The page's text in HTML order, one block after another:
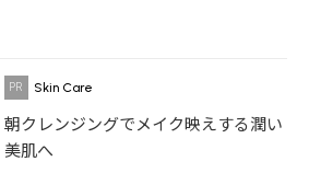
Skin Care
朝クレンジングでメイク映えする潤い
美肌へ